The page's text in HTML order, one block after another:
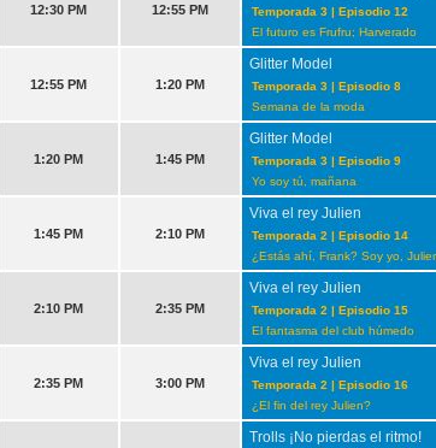
12:30 PM 12:55 PM
Temporada 3 | Episodio 12
El futuro es Frufru; Harverado
12:55 PM 1:20 PM
Glitter Model
Temporada 3 | Episodio 8
Semana de la moda
1:20 PM 1:45 PM
Glitter Model
Temporada 3 | Episodio 9
Yo soy tú, mañana
1:45 PM 2:10 PM
Viva el rey Julien
Temporada 2 | Episodio 14
¿Estás ahí, Frank? Soy yo,
2:10 PM 2:35 PM
Viva el rey Julien
Temporada 2 | Episodio 15
El fantasma del club húmedo
2:35 PM 3:00 PM
Viva el rey Julien
Temporada 2 | Episodio 16
¿El fin del rey Julien?
Trolls ¡No pierdas el ritmo!